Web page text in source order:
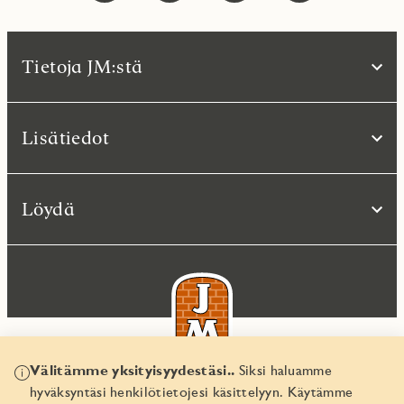
Välitämme yksityisyydestäsi.. Siksi haluamme
hyväksyntäsi henkilötietojesi käsittelyyn. Käytämme
Tietoja JM:stä
Lisätiedot
Löydä
© JM Suomi OY 2026